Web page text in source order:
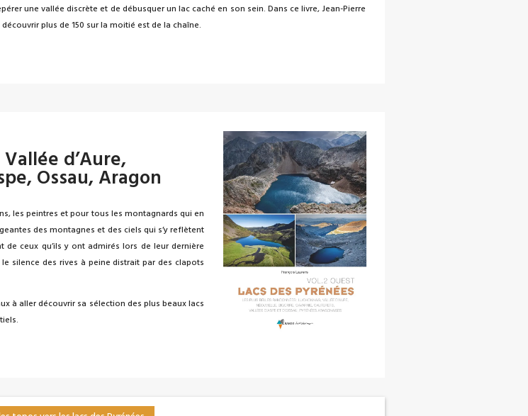
une vallée discrète et de débusquer un lac caché en son sein. Dans ce livre, Jean-Pierre
plus de 150 sur la moitié est de la chaîne.
d’Aure,
Ossau, Aragon
les peintres et pour tous les montagnards qui en
des montagnes et des ciels qui s’y reflètent
ceux qu’ils y ont admirés lors de leur dernière
silence des rives à peine distrait par des clapots
à aller découvrir sa sélection des plus beaux lacs